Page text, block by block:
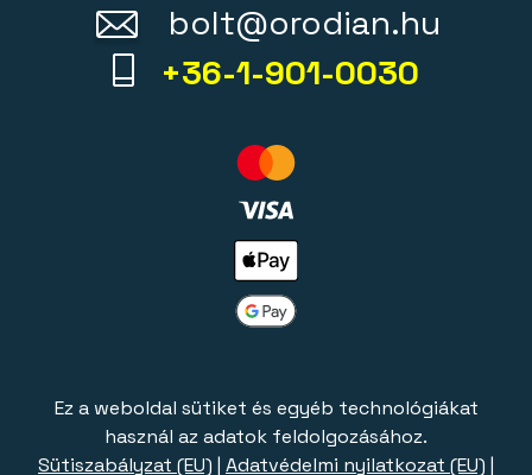
bolt@orodian.hu
+36-1-901-0030
Ez a weboldal sütiket és egyéb technológiákat
használ az adatok feldolgozásához.
Sütiszabályzat (EU) | Adatvédelmi nyilatkozat (EU) |